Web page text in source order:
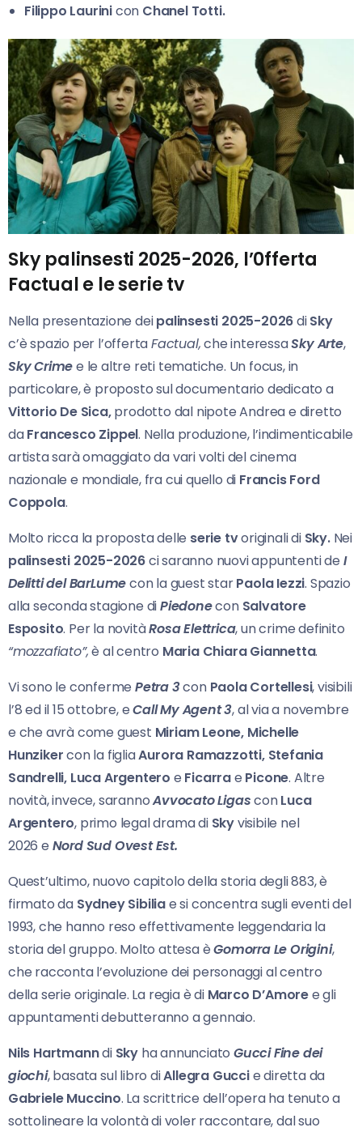
Filippo Laurinicon Chanel Totti.
Sky palinsesti 2025-2026, l’0fferta
Factual e le serie tv
Nella presentazione deipalinsesti 2025-2026diSky
c’è spazio per l’offertaFactual,che interessaSky Arte,
Sky Crimee le altre reti tematiche. Un focus, in
particolare, è proposto sul documentario dedicato a
Vittorio De Sica,prodotto dal nipote Andrea e diretto
daFrancesco Zippel. Nella produzione, l’indimenticabile
artista sarà omaggiato da vari volti del cinema
nazionale e mondiale, fra cui quello di Francis Ford
Coppola.
Molto ricca la proposta delle serie tvoriginali di Sky.Nei
palinsesti 2025-2026ci saranno nuovi appuntenti de I
Delitti del BarLumecon la guest starPaola Iezzi. Spazio
alla seconda stagione diPiedonecon Salvatore
Esposito. Per la novitàRosa Elettrica, un crime definito
“mozzafiato”,è al centro Maria Chiara Giannetta.
Vi sono le conferme Petra 3con Paola Cortellesi, visibili
l’8 ed il 15 ottobre, eCall My Agent 3, al via a novembre
e che avrà come guest Miriam Leone, Michelle
Hunzikercon la figliaAurora Ramazzotti, Stefania
Sandrelli, Luca Argentero e Ficarrae Picone. Altre
novità, invece, sarannoAvvocato LigasconLuca
Argentero, primo legal drama di Skyvisibile nel
2026 e Nord Sud Ovest Est.
Quest’ultimo, nuovo capitolo della storia degli 883, è
firmato da Sydney Sibiliae si concentra sugli eventi del
1993, che hanno reso effettivamente leggendaria la
storia del gruppo. Molto attesa èGomorra Le Origini,
che racconta l’evoluzione dei personaggi al centro
della serie originale. La regia è di Marco D’Amoree gli
appuntamenti debutteranno a gennaio.
Nils Hartmanndi Sky ha annunciatoGucci Fine dei
giochi, basata sul libro diAllegra Guccie diretta da
Gabriele Muccino. La scrittrice dell’opera ha tenuto a
sottolineare la volontà di voler raccontare, dal suo